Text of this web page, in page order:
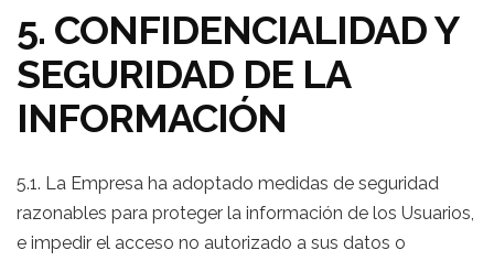
5. CONFIDENCIALIDAD Y
SEGURIDAD DE LA
INFORMACIÓN
5.1. La Empresa ha adoptado medidas de seguridad
razonables para proteger la información de los Usuarios,
e impedir el acceso no autorizado a sus datos o